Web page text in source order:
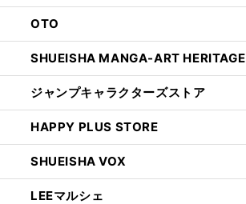
OTO
SHUEISHA MANGA-ART HERITAGE
ジャンプキャラクターズストア
HAPPY PLUS STORE
SHUEISHA VOX
LEEマルシェ